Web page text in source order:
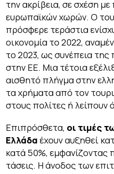
την ακρίβεια, σε σχέση
ευρωπαϊκών χωρών. Ο
πρόσφερε τεράστια
οικονομία το 2022,
το 2023, ως συνέπεια της
στην ΕΕ. Μια τέτοια
αισθητό πλήγμα στην
τα χρήματα από τον
στους πολίτες ή λείπουν
Επιπρόσθετα, οι τιμές
Ελλάδα έχουν αυξηθεί
κατά 50%, εμφανίζοντας
τάσεις. Η άνοδος των